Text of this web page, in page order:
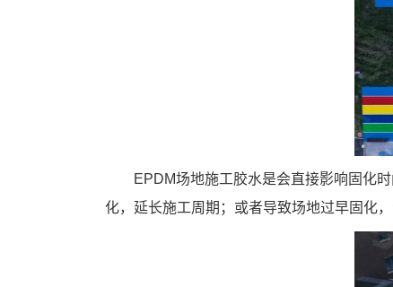
EPDM场地施工胶水是会直接影响固化
化，延长施工周期；或者导致场地过早固化，